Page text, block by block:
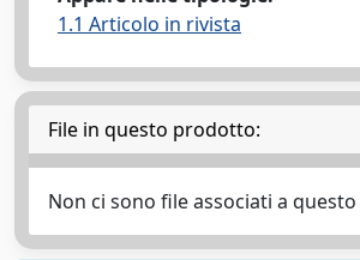
1.1 Articolo in rivista
File in questo prodotto:
Non ci sono file associati a